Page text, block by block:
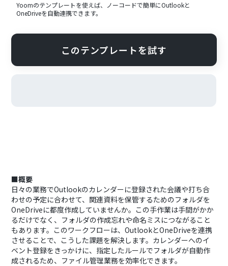
Yoomのテンプレートを使えば、ノーコードで簡単にOutlookと
OneDriveを自動連携できます。
このテンプレートを試す
■概要
日々の業務でOutlookのカレンダーに登録された会議や打ち合
わせの予定に合わせて、関連資料を保管するためのフォルダを
OneDriveに都度作成していませんか。この手作業は手間がかか
るだけでなく、フォルダの作成忘れや命名ミスにつながること
もあります。このワークフローは、OutlookとOneDriveを連携
させることで、こうした課題を解決します。カレンダーへのイ
ベント登録をきっかけに、指定したルールでフォルダが自動作
成されるため、ファイル管理業務を効率化できます。